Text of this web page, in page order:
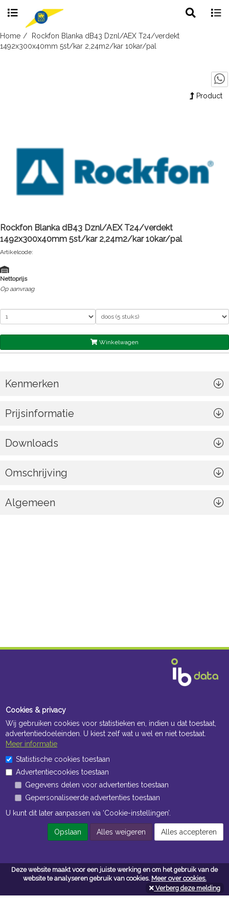
Deze website maakt voor een juiste werking en om het gebruik van de
website te analyseren gebruik van cookies. Meer over cookies.
Verberg deze melding
Skip
to
Home
Rockfon Blanka dB43 Dznl/AEX T24/verdekt
1492x300x40mm 5st/kar 2,24m2/kar 10kar/pal
Product
Rockfon Blanka dB43 Dznl/AEX T24/verdekt
1492x300x40mm 5st/kar 2,24m2/kar 10kar/pal
Artikelcode:
Nettoprijs
Op aanvraag
Winkelwagen
Kenmerken
Prijsinformatie
Downloads
Omschrijving
Algemeen
Openingstijden Kantoor
Openingstijden Magazijn
Navigatie
Algemene voorwaarden
Privacy
Cookies & privacy
Wij gebruiken cookies voor statistieken en, indien u dat toestaat,
advertentiedoeleinden. U kiest zelf wat u wel en niet toestaat.
Meer informatie
Statistische cookies toestaan
Advertentiecookies toestaan
Gegevens delen voor advertenties toestaan
Gepersonaliseerde advertenties toestaan
U kunt dit later aanpassen via ‘Cookie-instellingen’.
Opslaan Alles weigeren Alles accepteren